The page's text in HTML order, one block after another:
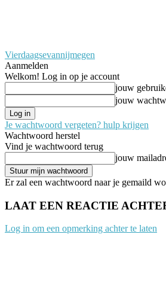
Vierdaagsevannijmegen
Aanmelden
Welkom! Log in op je account
jouw
jouw
Je wachtwoord vergeten? hulp krijgen
Wachtwoord herstel
Vind je wachtwoord terug
jouw
Er zal een wachtwoord naar je gemaild
LAAT EEN REACTIE
Log in om een opmerking achter te laten